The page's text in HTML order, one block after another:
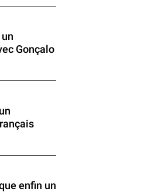
Gonçalo
enfin un